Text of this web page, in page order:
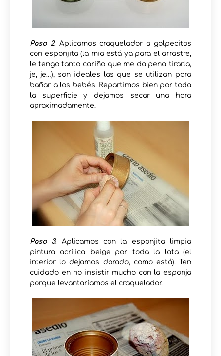
Paso 2: Aplicamos craquelador a golpecitos
con esponjita (la mia está ya para el arrastre,
le tengo tanto cariño que me da pena tirarla,
je, je…), son ideales las que se utilizan para
bañar a los bebés. Repartimos bien por toda
la superficie y dejamos secar una hora
aproximadamente.
Paso 3: Aplicamos con la esponjita limpia
pintura acrílica beige por toda la lata (el
interior lo dejamos dorado, como está). Ten
cuidado en no insistir mucho con la esponja
porque levantaríamos el craquelador.